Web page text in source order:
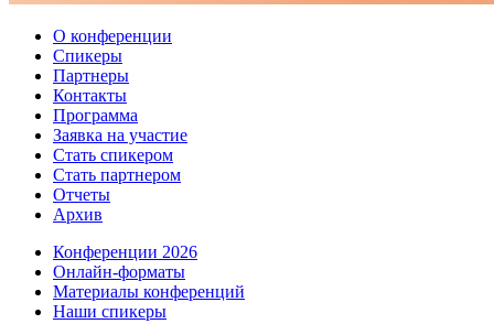
О конференции
Спикеры
Партнеры
Контакты
Программа
Заявка на участие
Стать спикером
Стать партнером
Отчеты
Архив
Конференции 2026
Онлайн-форматы
Материалы конференций
Наши спикеры